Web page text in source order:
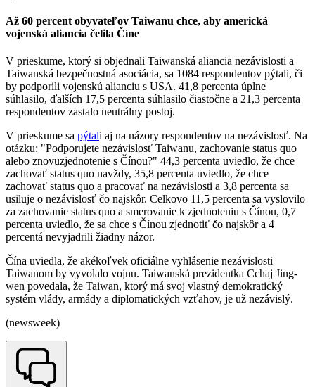
Až 60 percent obyvateľov Taiwanu chce, aby americká
vojenská aliancia čelila Číne
V prieskume, ktorý si objednali Taiwanská aliancia nezávislosti a
Taiwanská bezpečnostná asociácia, sa 1084 respondentov pýtali, či
by podporili vojenskú alianciu s USA. 41,8 percenta úplne
súhlasilo, ďalších 17,5 percenta súhlasilo čiastočne a 21,3 percenta
respondentov zastalo neutrálny postoj.
V prieskume sa pýtali aj na názory respondentov na nezávislosť. Na
otázku: "Podporujete nezávislosť Taiwanu, zachovanie status quo
alebo znovuzjednotenie s Čínou?" 44,3 percenta uviedlo, že chce
zachovať status quo navždy, 35,8 percenta uviedlo, že chce
zachovať status quo a pracovať na nezávislosti a 3,8 percenta sa
usiluje o nezávislosť čo najskôr. Celkovo 11,5 percenta sa vyslovilo
za zachovanie status quo a smerovanie k zjednoteniu s Čínou, 0,7
percenta uviedlo, že sa chce s Čínou zjednotiť čo najskôr a 4
percentá nevyjadrili žiadny názor.
Čína uviedla, že akékoľvek oficiálne vyhlásenie nezávislosti
Taiwanom by vyvolalo vojnu. Taiwanská prezidentka Cchaj Jing-
wen povedala, že Taiwan, ktorý má svoj vlastný demokratický
systém vlády, armády a diplomatických vzťahov, je už nezávislý.
(newsweek)